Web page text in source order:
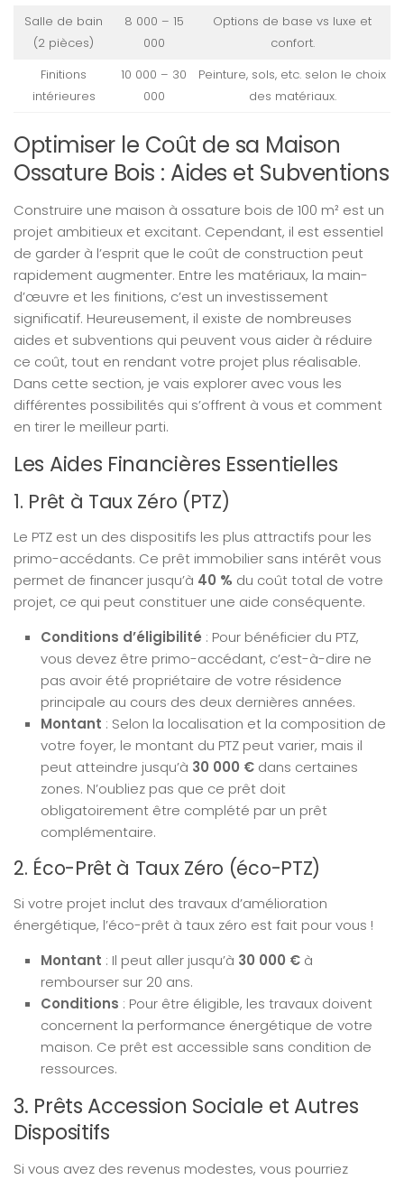
Salle de bain
(2 pièces)
8 000 – 15
000
Options de base vs luxe et
confort.
Finitions
intérieures
10 000 – 30
000
Peinture, sols, etc. selon le choix
des matériaux.
Optimiser le Coût de sa Maison
Ossature Bois : Aides et Subventions
Construire une maison à ossature bois de 100 m² est un
projet ambitieux et excitant. Cependant, il est essentiel
de garder à l’esprit que le coût de construction peut
rapidement augmenter. Entre les matériaux, la main-
d’œuvre et les finitions, c’est un investissement
significatif. Heureusement, il existe de nombreuses
aides et subventions qui peuvent vous aider à réduire
ce coût, tout en rendant votre projet plus réalisable.
Dans cette section, je vais explorer avec vous les
différentes possibilités qui s’offrent à vous et comment
en tirer le meilleur parti.
Les Aides Financières Essentielles
1. Prêt à Taux Zéro (PTZ)
Le PTZ est un des dispositifs les plus attractifs pour les
primo-accédants. Ce prêt immobilier sans intérêt vous
permet de financer jusqu’à 40 % du coût total de votre
projet, ce qui peut constituer une aide conséquente.
Conditions d’éligibilité : Pour bénéficier du PTZ,
vous devez être primo-accédant, c’est-à-dire ne
pas avoir été propriétaire de votre résidence
principale au cours des deux dernières années.
Montant : Selon la localisation et la composition de
votre foyer, le montant du PTZ peut varier, mais il
peut atteindre jusqu’à 30 000 € dans certaines
zones. N’oubliez pas que ce prêt doit
obligatoirement être complété par un prêt
complémentaire.
2. Éco-Prêt à Taux Zéro (éco-PTZ)
Si votre projet inclut des travaux d’amélioration
énergétique, l’éco-prêt à taux zéro est fait pour vous !
Montant : Il peut aller jusqu’à 30 000 € à
rembourser sur 20 ans.
Conditions : Pour être éligible, les travaux doivent
concernent la performance énergétique de votre
maison. Ce prêt est accessible sans condition de
ressources.
3. Prêts Accession Sociale et Autres
Dispositifs
Si vous avez des revenus modestes, vous pourriez